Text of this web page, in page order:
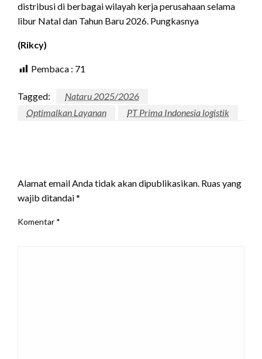
distribusi di berbagai wilayah kerja perusahaan selama
libur Natal dan Tahun Baru 2026. Pungkasnya
(Rikcy)
Pembaca : 71
Tagged:
Nataru 2025/2026
Optimalkan Layanan
PT Prima Indonesia logistik
Alamat email Anda tidak akan dipublikasikan. Ruas yang
wajib ditandai*
Komentar *